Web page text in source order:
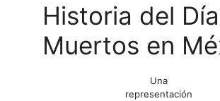
Historia del
Muertos en
Una
representación